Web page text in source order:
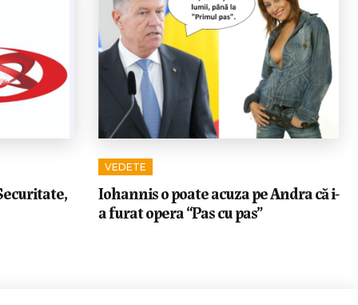
VEDETE
Iohannis o poate acuza pe Andra că i-
a furat opera “Pas cu pas”